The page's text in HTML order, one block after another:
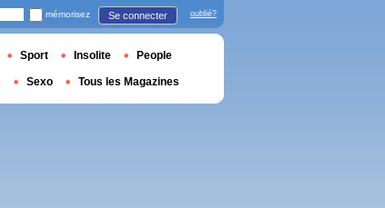
mémorisez Se connecter oublié?
Sport Insolite People
Sexo Tous les Magazines